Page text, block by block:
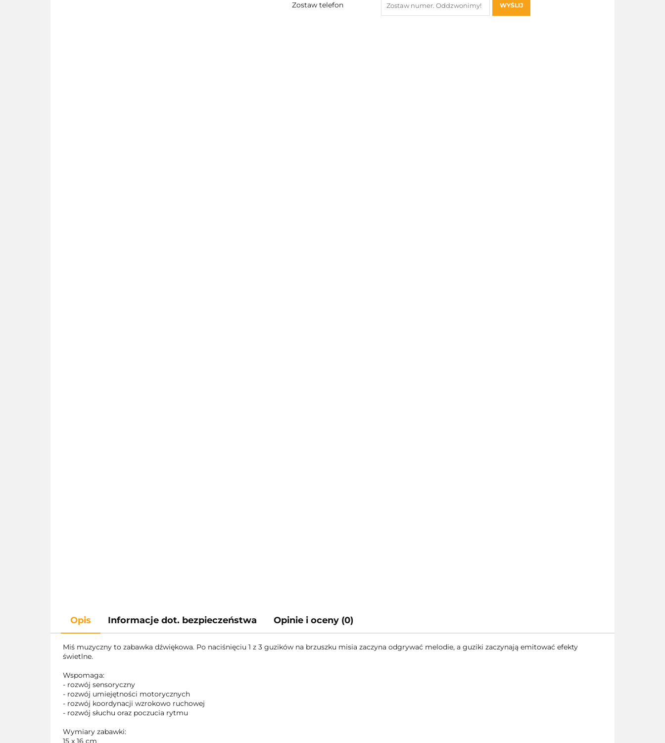
Zostaw telefon WYŚLIJ
Opis Informacje dot. bezpieczeństwa Opinie i oceny (0)
Miś muzyczny to zabawka dźwiękowa. Po naciśnięciu 1 z 3 guzików na brzuszku misia zaczyna odgrywać melodie, a guziki zaczynają emitować efekty
świetlne.
Wspomaga:
- rozwój sensoryczny
- rozwój umiejętności motorycznych
- rozwój koordynacji wzrokowo ruchowej
- rozwój słuchu oraz poczucia rytmu
Wymiary zabawki:
15 x 16 cm